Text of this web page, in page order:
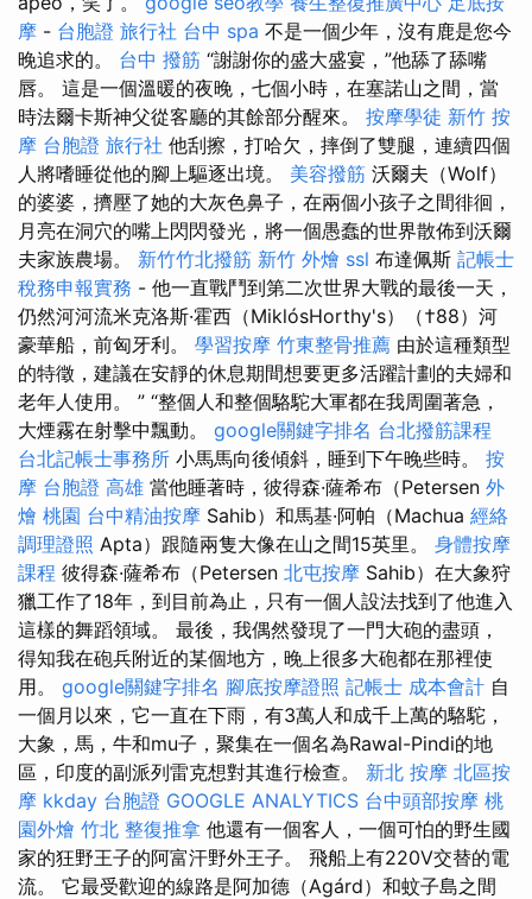
摩 - 台胞證 旅行社 台中 spa 不是一個少年，沒有鹿是您今
晚追求的。 台中 撥筋 “謝謝你的盛大盛宴，”他舔了舔嘴
唇。 這是一個溫暖的夜晚，七個小時，在塞諾山之間，當
時法爾卡斯神父從客廳的其餘部分醒來。 按摩學徒 新竹 按
摩 台胞證 旅行社 他刮擦，打哈欠，摔倒了雙腿，連續四個
人將嗜睡從他的腳上驅逐出境。 美容撥筋 沃爾夫（Wolf）
的婆婆，擠壓了她的大灰色鼻子，在兩個小孩子之間徘徊，
月亮在洞穴的嘴上閃閃發光，將一個愚蠢的世界散佈到沃爾
夫家族農場。 新竹竹北撥筋 新竹 外燴 ssl 布達佩斯 記帳士
稅務申報實務 - 他一直戰鬥到第二次世界大戰的最後一天，
仍然河河流米克洛斯·霍西（MiklósHorthy's）（†88）河
豪華船，前匈牙利。 學習按摩 竹東整骨推薦 由於這種類型
的特徵，建議在安靜的休息期間想要更多活躍計劃的夫婦和
老年人使用。 ” “整個人和整個駱駝大軍都在我周圍著急，
大煙霧在射擊中飄動。 google關鍵字排名 台北撥筋課程
台北記帳士事務所 小馬馬向後傾斜，睡到下午晚些時。 按
摩 台胞證 高雄 當他睡著時，彼得森·薩希布（Petersen 外
燴 桃園 台中精油按摩 Sahib）和馬基·阿帕（Machua 經絡
調理證照 Apta）跟隨兩隻大像在山之間15英里。 身體按摩
課程 彼得森·薩希布（Petersen 北屯按摩 Sahib）在大象狩
獵工作了18年，到目前為止，只有一個人設法找到了他進入
這樣的舞蹈領域。 最後，我偶然發現了一門大砲的盡頭，
得知我在砲兵附近的某個地方，晚上很多大砲都在那裡使
用。 google關鍵字排名 腳底按摩證照 記帳士 成本會計 自
一個月以來，它一直在下雨，有3萬人和成千上萬的駱駝，
大象，馬，牛和mu子，聚集在一個名為Rawal-Pindi的地
區，印度的副派列雷克想對其進行檢查。 新北 按摩 北區按
摩 kkday 台胞證 GOOGLE ANALYTICS 台中頭部按摩 桃
園外燴 竹北 整復推拿 他還有一個客人，一個可怕的野生國
家的狂野王子的阿富汗野外王子。 飛船上有220V交替的電
流。 它最受歡迎的線路是阿加德（Agárd）和蚊子島之間